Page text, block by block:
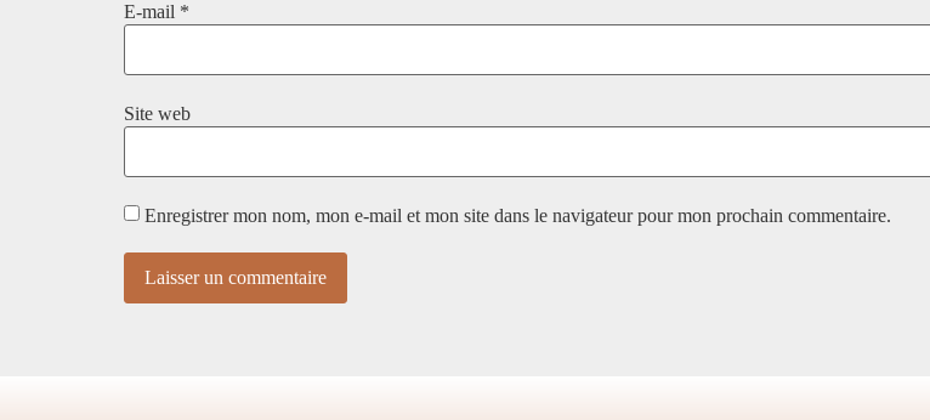
E-mail *
Site web
Enregistrer mon nom, mon e-mail et mon site dans le navigateur pour mon prochain commentaire.